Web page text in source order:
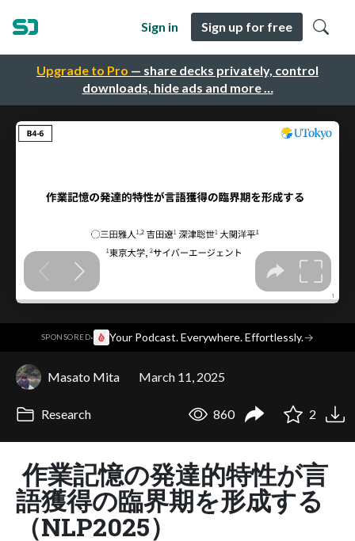
Upgrade to Pro — share decks privately, control
downloads, hide ads and more …
Sign in Sign up for free
SPONSORED· Your Podcast. Everywhere. Effortlessly.→
Masato Mita March 11, 2025
Research 860 2
作業記憶の発達的特性が言
語獲得の臨界期を形成する
（NLP2025）